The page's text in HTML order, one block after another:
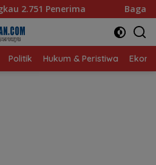
Bagaimana KIP Hadapi Deepfake
Politik Hukum & Peristiwa